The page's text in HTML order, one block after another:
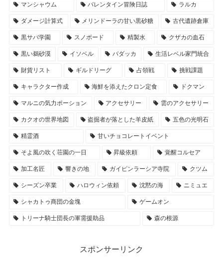
マンシャウム バレンタイン冒険日誌 ラルカ
ダメージ計算式 メリンドーラの甘い黒砂糖 古代遺跡倉庫
黒サバ学園 スノボード 精製水 クザカの血石
黒い鵜砂漠 イソベル バダッカ 生活レベル家門統合
財貨リスト ギルドリーグ 占領戦 挑戦課題
キャラクター作成 海鮮を添えたクロン定食 ドクマン
マルニの気力ポーション アクセサリー 雲のアクセサリー
カクオの世界地図 盗掘者が落とした羊皮紙 五色の光明石
精霊酒 甘いチョコレートイベント
そよ風の吹く荘園の一日 昇級依頼 覚醒コルセア
加工名匠 響きの地 ガイピンラーシア寺院 クツム
シーズン卒業 ハロウィン依頼 沈黙の海 ニミュエ
シャカトゥ商団の金塊 ゲームオン
トリーナ騎士団長の軍需援助品 森の根源
スポンサーリンク